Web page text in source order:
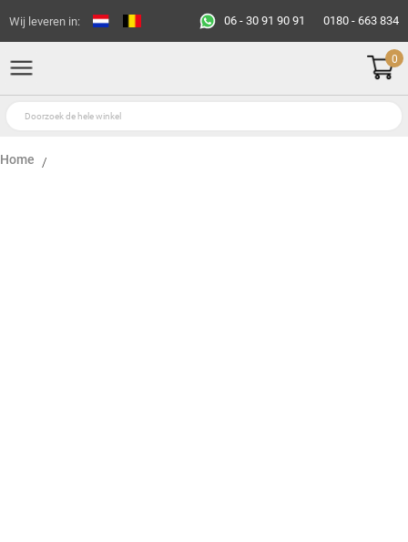
Wij leveren in: 06 - 30 91 90 91 0180 - 663 834
0
Home